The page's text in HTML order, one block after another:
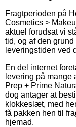
Fragtperioden på
Cosmetics >
aktuel forudsat vi
tid, og af den
leveringstiden ved
En del internet
levering på mange
Prep + Prime
dog antager at
klokkeslæt, med
få pakken hen til
hjemad.